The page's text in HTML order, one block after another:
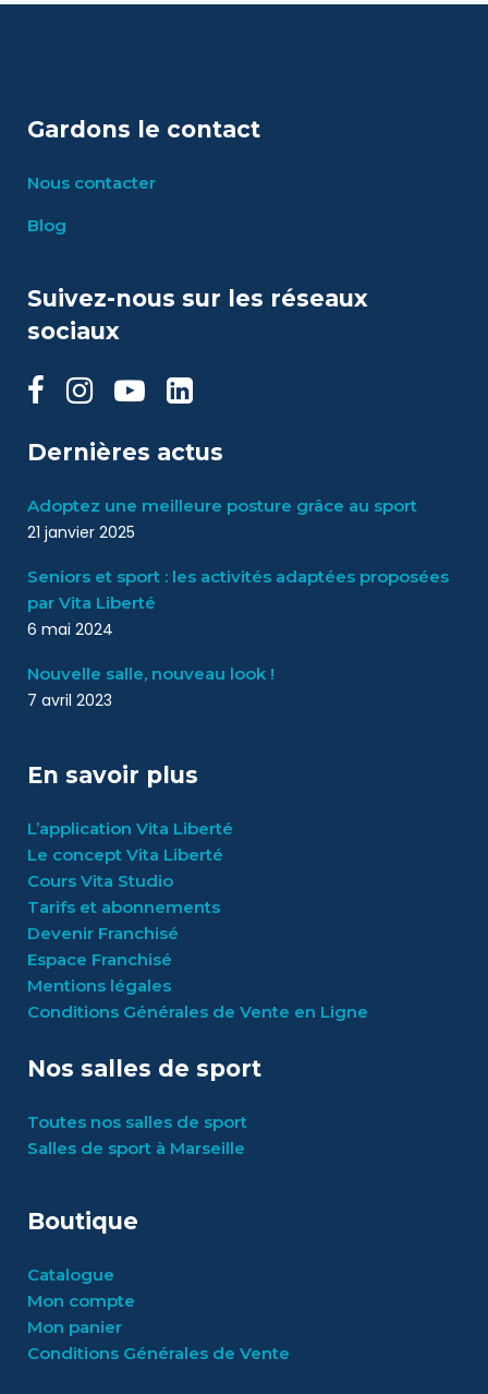
Gardons le contact
Nous contacter
Blog
Suivez-nous sur les réseaux
sociaux
Dernières actus
Adoptez une meilleure posture grâce au sport
21 janvier 2025
Seniors et sport : les activités adaptées proposées
par Vita Liberté
6 mai 2024
Nouvelle salle, nouveau look !
7 avril 2023
En savoir plus
L’application Vita Liberté
Le concept Vita Liberté
Cours Vita Studio
Tarifs et abonnements
Devenir Franchisé
Espace Franchisé
Mentions légales
Conditions Générales de Vente en Ligne
Nos salles de sport
Toutes nos salles de sport
Salles de sport à Marseille
Boutique
Catalogue
Mon compte
Mon panier
Conditions Générales de Vente